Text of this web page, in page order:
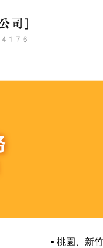
▪ 桃園、新